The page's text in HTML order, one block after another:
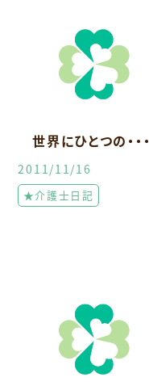
世界にひとつの・・・
2011/11/16
★介護士日記